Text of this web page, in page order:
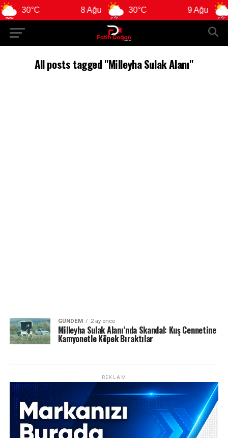
30°C 8 Ağu 30°C 9 Ağu
All posts tagged "Milleyha Sulak Alanı"
GÜNDEM 2 ay önce
Milleyha Sulak Alanı’nda Skandal: Kuş Cennetine
Kamyonetle Köpek Bıraktılar
REKLAM